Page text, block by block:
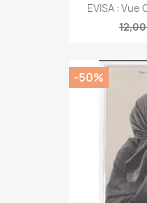
EVISA : Vue
-50%